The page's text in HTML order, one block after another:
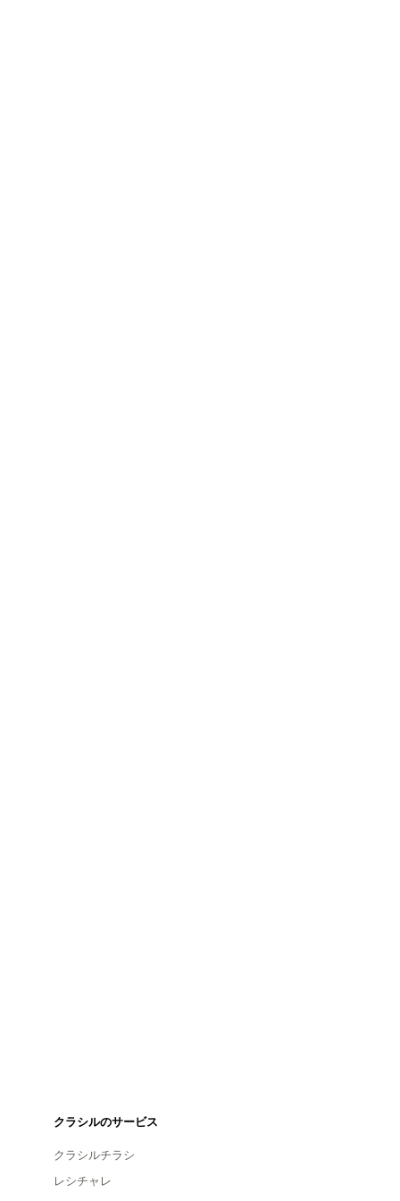
クラシルのサービス
クラシルチラシ
レシチャレ